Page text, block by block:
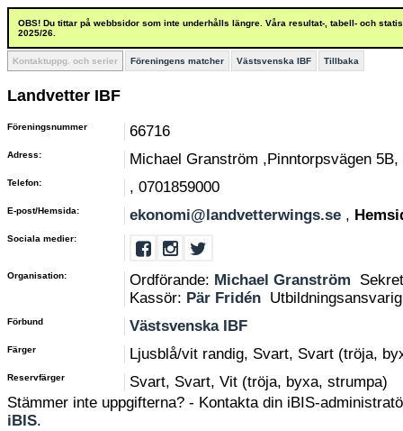
OBS! Du tittar på webbsidor som inte underhålls längre. Våra resultat-, tabell- och
2025/26.
Kontaktuppg. och serier Föreningens matcher Västsvenska IBF Tillbaka
Landvetter IBF
Föreningsnummer 66716
Adress: Michael Granström ,Pinntorpsvägen
Telefon: , 0701859000
E-post/Hemsida: ekonomi@landvetterwings.se ,
Sociala medier:
Organisation: Ordförande: Michael Granström
Kassör: Pär Fridén
Förbund Västsvenska IBF
Färger Ljusblå/vit randig, Svart, Svart (tröja,
Reservfärger
Svart, Svart, Vit (tröja, byxa, strumpa)
Stämmer inte uppgifterna? - Kontakta din iBIS-
iBIS.